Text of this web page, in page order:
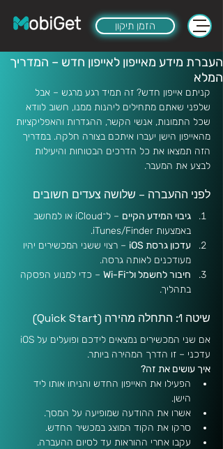
הזמן תיקון
העברת מידע מאייפון לאייפון חדש – המדריך
המלא
קניתם אייפון חדש? זה תמיד רגע מרגש – אבל
שלפני שאתם מתחילים ליהנות ממנו, חשוב לוודא
שכל התמונות, אנשי הקשר, ההגדרות והאפליקציות
מהאייפון הישן יעברו איתכם בצורה חלקה. במדריך
הזה תמצאו את כל הדרכים הבטוחות והיעילות
לבצע את המעבר.
לפני ההעברה – שלושה צעדים חשובים
גיבוי המידע הקיים
– ל־iCloud או למחשב
באמצעות iTunes/Finder.
עדכון גרסת iOS
– רצוי ששני המכשירים יהיו
מעודכנים לאותה גרסה.
חיבור לחשמל ול־Wi-Fi
– כדי למנוע הפסקה
בתהליך.
שיטה 1: התחלה מהירה (Quick Start)
עדכני – זו הדרך המהירה ביותר.
איך עושים את זה?
הפעילו את האייפון החדש והניחו אותו ליד
הישן.
אשרו את ההודעה שמופיעה על המסך.
סרקו את הקוד המוצג במכשיר החדש.
עקבו אחרי ההוראות עד לסיום ההעברה.